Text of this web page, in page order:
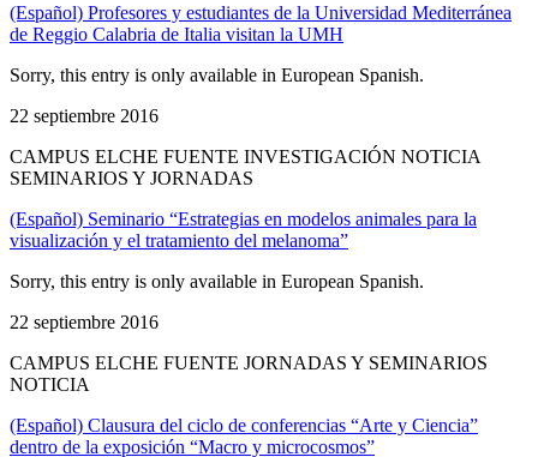
(Español) Profesores y estudiantes de la Universidad Mediterránea
de Reggio Calabria de Italia visitan la UMH
Sorry, this entry is only available in European Spanish.
22 septiembre 2016
CAMPUS ELCHE FUENTE INVESTIGACIÓN NOTICIA
SEMINARIOS Y JORNADAS
(Español) Seminario “Estrategias en modelos animales para la
visualización y el tratamiento del melanoma”
Sorry, this entry is only available in European Spanish.
22 septiembre 2016
CAMPUS ELCHE FUENTE JORNADAS Y SEMINARIOS
NOTICIA
(Español) Clausura del ciclo de conferencias “Arte y Ciencia”
dentro de la exposición “Macro y microcosmos”